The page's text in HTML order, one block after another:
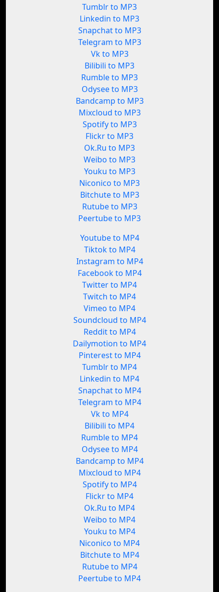
Tumblr to MP3
Linkedin to MP3
Snapchat to MP3
Telegram to MP3
Vk to MP3
Bilibili to MP3
Rumble to MP3
Odysee to MP3
Bandcamp to MP3
Mixcloud to MP3
Spotify to MP3
Flickr to MP3
Ok.Ru to MP3
Weibo to MP3
Youku to MP3
Niconico to MP3
Bitchute to MP3
Rutube to MP3
Peertube to MP3
Youtube to MP4
Tiktok to MP4
Instagram to MP4
Facebook to MP4
Twitter to MP4
Twitch to MP4
Vimeo to MP4
Soundcloud to MP4
Reddit to MP4
Dailymotion to MP4
Pinterest to MP4
Tumblr to MP4
Linkedin to MP4
Snapchat to MP4
Telegram to MP4
Vk to MP4
Bilibili to MP4
Rumble to MP4
Odysee to MP4
Bandcamp to MP4
Mixcloud to MP4
Spotify to MP4
Flickr to MP4
Ok.Ru to MP4
Weibo to MP4
Youku to MP4
Niconico to MP4
Bitchute to MP4
Rutube to MP4
Peertube to MP4